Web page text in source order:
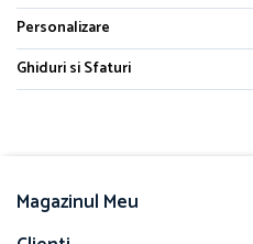
Personalizare
Ghiduri si Sfaturi
Magazinul Meu